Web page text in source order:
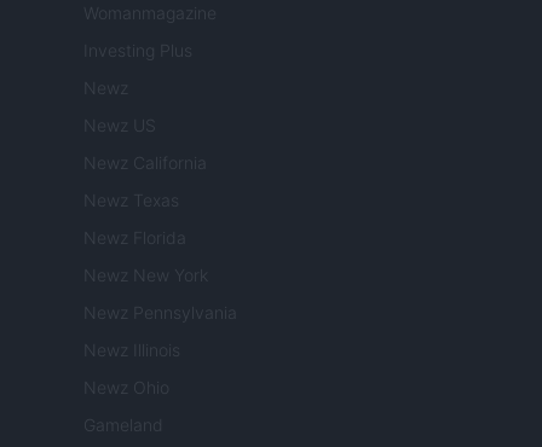
Womanmagazine
Investing Plus
Newz
Newz US
Newz California
Newz Texas
Newz Florida
Newz New York
Newz Pennsylvania
Newz Illinois
Newz Ohio
Gameland